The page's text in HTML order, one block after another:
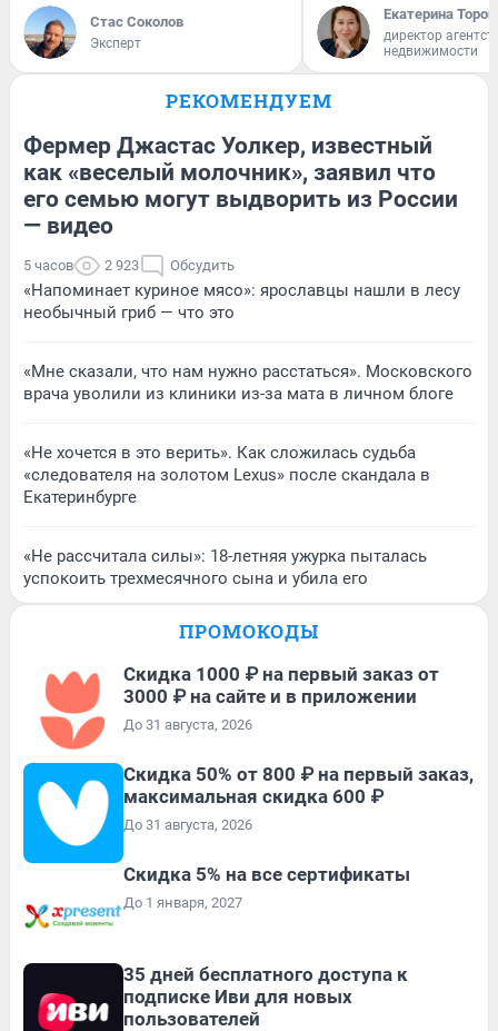
Стас Соколов
Эксперт
Екатерина
директор
недвижимости
РЕКОМЕНДУЕМ
Фермер Джастас Уолкер, известный
как «веселый молочник», заявил что
его семью могут выдворить из России
— видео
5 часов 2 923 Обсудить
«Напоминает куриное мясо»: ярославцы нашли в лесу
необычный гриб — что это
«Мне сказали, что нам нужно расстаться». Московского
врача уволили из клиники из-за мата в личном блоге
«Не хочется в это верить». Как сложилась судьба
«следователя на золотом Lexus» после скандала в
Екатеринбурге
«Не рассчитала силы»: 18-летняя ужурка пыталась
успокоить трехмесячного сына и убила его
ПРОМОКОДЫ
Скидка 1000 ₽ на первый заказ от
3000 ₽ на сайте и в приложении
До 31 августа, 2026
Скидка 50% от 800 ₽ на первый заказ,
максимальная скидка 600 ₽
До 31 августа, 2026
Скидка 5% на все сертификаты
До 1 января, 2027
35 дней бесплатного доступа к
подписке Иви для новых
пользователей